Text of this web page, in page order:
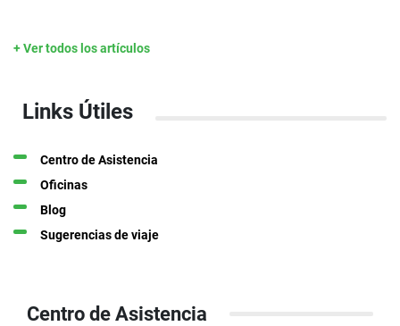
+ Ver todos los artículos
Links Útiles
Centro de Asistencia
Oficinas
Blog
Sugerencias de viaje
Centro de Asistencia